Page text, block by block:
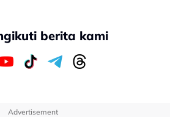
berita kami
Advertisement